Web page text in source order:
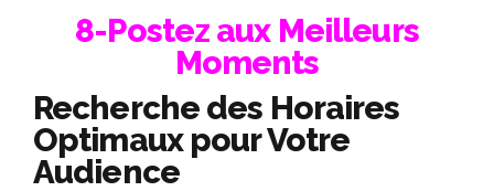
8-Postez aux Meilleurs
Moments
Recherche des Horaires
Optimaux pour Votre
Audience